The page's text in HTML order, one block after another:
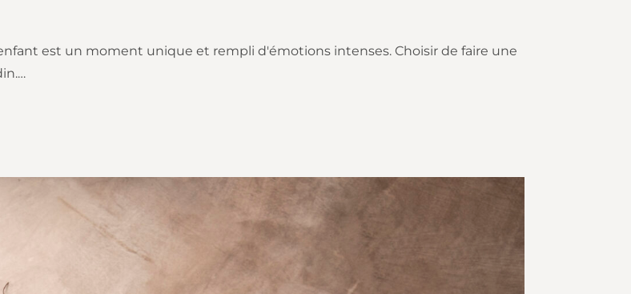
est un moment unique et rempli d'émotions intenses. Choisir de faire une